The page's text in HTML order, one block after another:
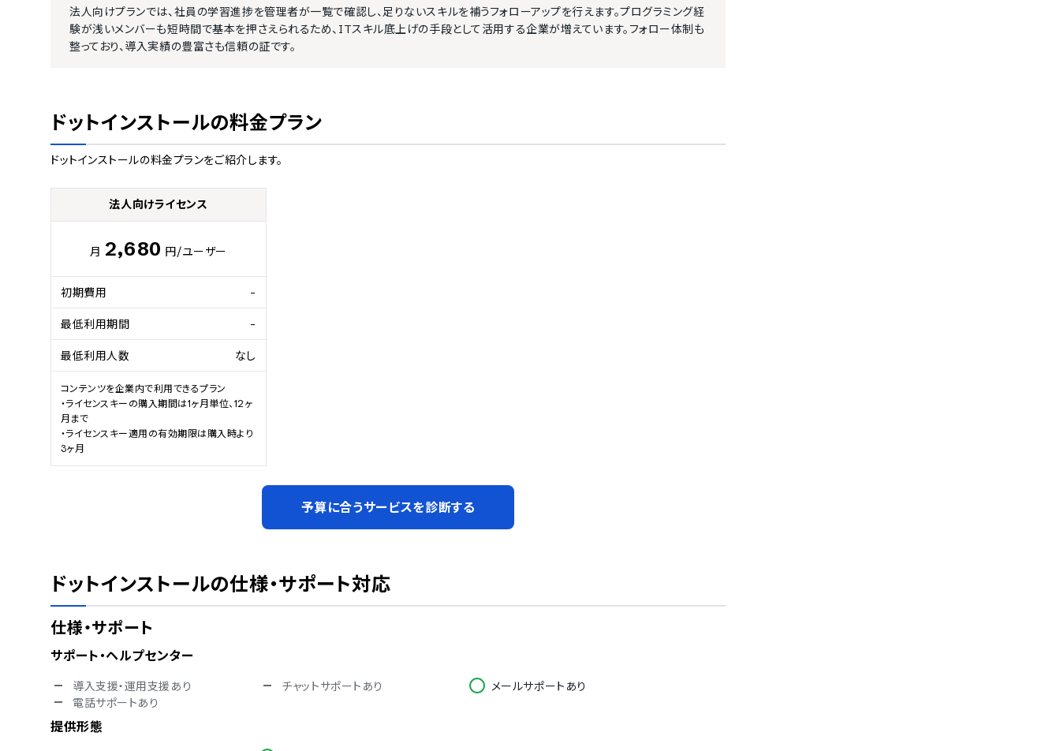
法人向けプランでは、社員の学習進捗を管理者が一覧で確認し、足りないスキルを補うフォローアップを行えます。プログラミング経
験が浅いメンバーも短時間で基本を押さえられるため、ITスキル底上げの手段として活用する企業が増えています。フォロー体制も
整っており、導入実績の豊富さも信頼の証です。
ドットインストールの料金プラン
ドットインストールの料金プランをご紹介します。
法人向けライセンス
月 2,680 円/ユーザー
初期費用 -
最低利用期間 -
最低利用人数 なし
コンテンツを企業内で利用できるプラン
・ライセンスキーの購入期間は1ヶ月単位、12ヶ
月まで
・ライセンスキー適用の有効期限は購入時より
3ヶ月
予算に合うサービスを診断する
ドットインストールの仕様・サポート対応
仕様・サポート
サポート・ヘルプセンター
導入支援・運用支援あり チャットサポートあり
メールサポートあり
電話サポートあり
提供形態